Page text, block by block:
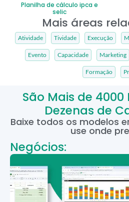
Planilha de cálculo ipca e
selic
Mais áreas
Atividade Tividade Execução
Evento Capacidade Marketing
Formação
São Mais de
Dezenas de
Baixe todos os modelos
use onde
Negócios: